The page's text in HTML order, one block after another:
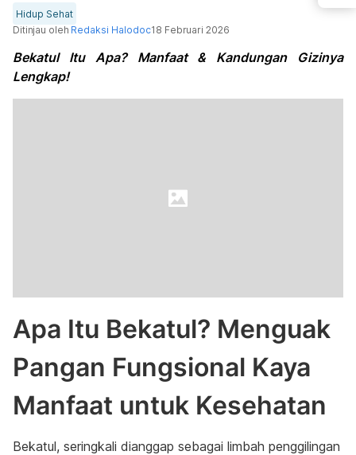
Hidup Sehat
Ditinjau oleh Redaksi Halodoc18 Februari 2026
Bekatul Itu Apa? Manfaat & Kandungan Gizinya
Lengkap!
Apa Itu Bekatul? Menguak
Pangan Fungsional Kaya
Manfaat untuk Kesehatan
Bekatul, seringkali dianggap sebagai limbah penggilingan